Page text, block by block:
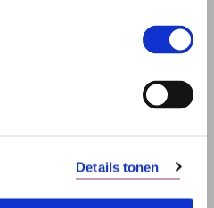
Details tonen